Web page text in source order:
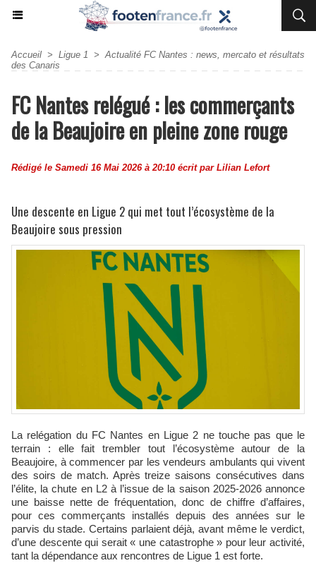
Accueil > Ligue 1 > Actualité FC Nantes : news, mercato et résultats
des Canaris
FC Nantes relégué : les commerçants
de la Beaujoire en pleine zone rouge
Rédigé le Samedi 16 Mai 2026 à 20:10 écrit par Lilian Lefort
Une descente en Ligue 2 qui met tout l’écosystème de la
Beaujoire sous pression
La relégation du FC Nantes en Ligue 2 ne touche pas que le
terrain : elle fait trembler tout l’écosystème autour de la
Beaujoire, à commencer par les vendeurs ambulants qui vivent
des soirs de match. Après treize saisons consécutives dans
l’élite, la chute en L2 à l’issue de la saison 2025-2026 annonce
une baisse nette de fréquentation, donc de chiffre d’affaires,
pour ces commerçants installés depuis des années sur le
parvis du stade. Certains parlaient déjà, avant même le verdict,
d’une descente qui serait « une catastrophe » pour leur activité,
tant la dépendance aux rencontres de Ligue 1 est forte.